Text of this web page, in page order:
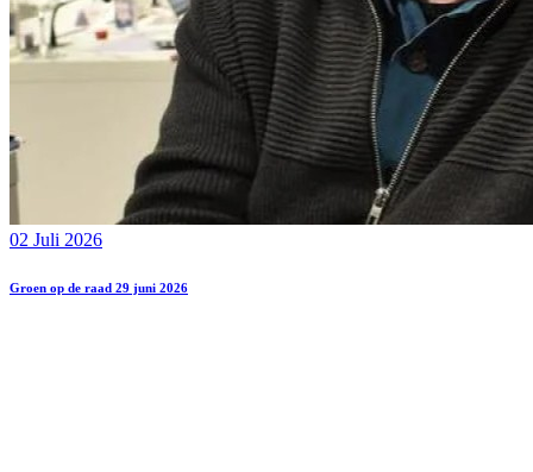
02 Juli 2026
Groen op de raad 29 juni 2026